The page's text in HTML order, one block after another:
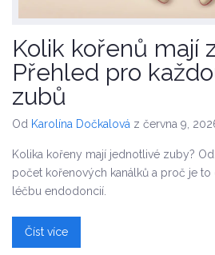
Kolik kořenů mají
Přehled pro
zubů
Od Karolína Dočkalová z června 9,
Kolika kořeny mají jednotlivé zuby?
počet kořenových kanálků a proč je
léčbu endodoncií.
Číst více